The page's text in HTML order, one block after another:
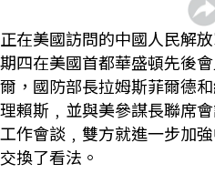
正在美國訪問的中國人民解
期四在美國首都華盛頓先後
爾，國防部長拉姆斯菲爾德
理賴斯﹐並與美參謀長聯席
工作會談﹐雙方就進一步加
交換了看法。